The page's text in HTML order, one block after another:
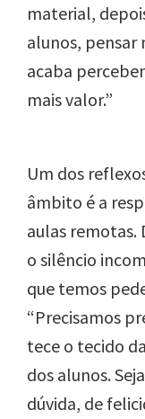
material,
alunos, pensar
acaba
mais valor.”
Um dos
âmbito é a
aulas remotas.
o silêncio
que temos
“Precisamos
tece o tecido
dos alunos.
dúvida, de